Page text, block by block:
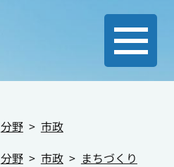
分野
市政
分野 市政
まちづくり